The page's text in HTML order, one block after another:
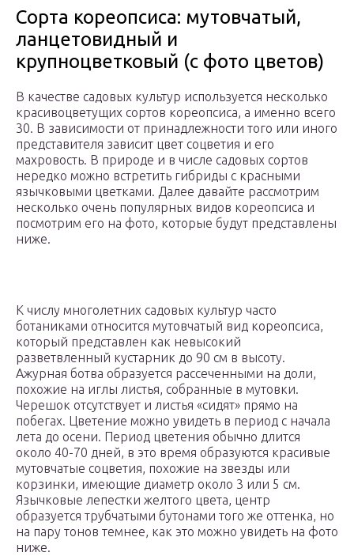
Сорта кореопсиса: мутовчатый,
ланцетовидный и
крупноцветковый (с фото цветов)
В качестве садовых культур используется несколько
красивоцветущих сортов кореопсиса, а именно всего
30. В зависимости от принадлежности того или иного
представителя зависит цвет соцветия и его
махровость. В природе и в числе садовых сортов
нередко можно встретить гибриды с красными
язычковыми цветками. Далее давайте рассмотрим
несколько очень популярных видов кореопсиса и
посмотрим его на фото, которые будут представлены
ниже.
К числу многолетних садовых культур часто
ботаниками относится мутовчатый вид кореопсиса,
который представлен как невысокий
разветвленный кустарник до 90 см в высоту.
Ажурная ботва образуется рассеченными на доли,
похожие на иглы листья, собранные в мутовки.
Черешок отсутствует и листья «сидят» прямо на
побегах. Цветение можно увидеть в период с начала
лета до осени. Период цветения обычно длится
около 40-70 дней, в это время образуются красивые
мутовчатые соцветия, похожие на звезды или
корзинки, имеющие диаметр около 3 или 5 см.
Язычковые лепестки желтого цвета, центр
образуется трубчатыми бутонами того же оттенка, но
на пару тонов темнее, как это можно увидеть на фото
ниже.